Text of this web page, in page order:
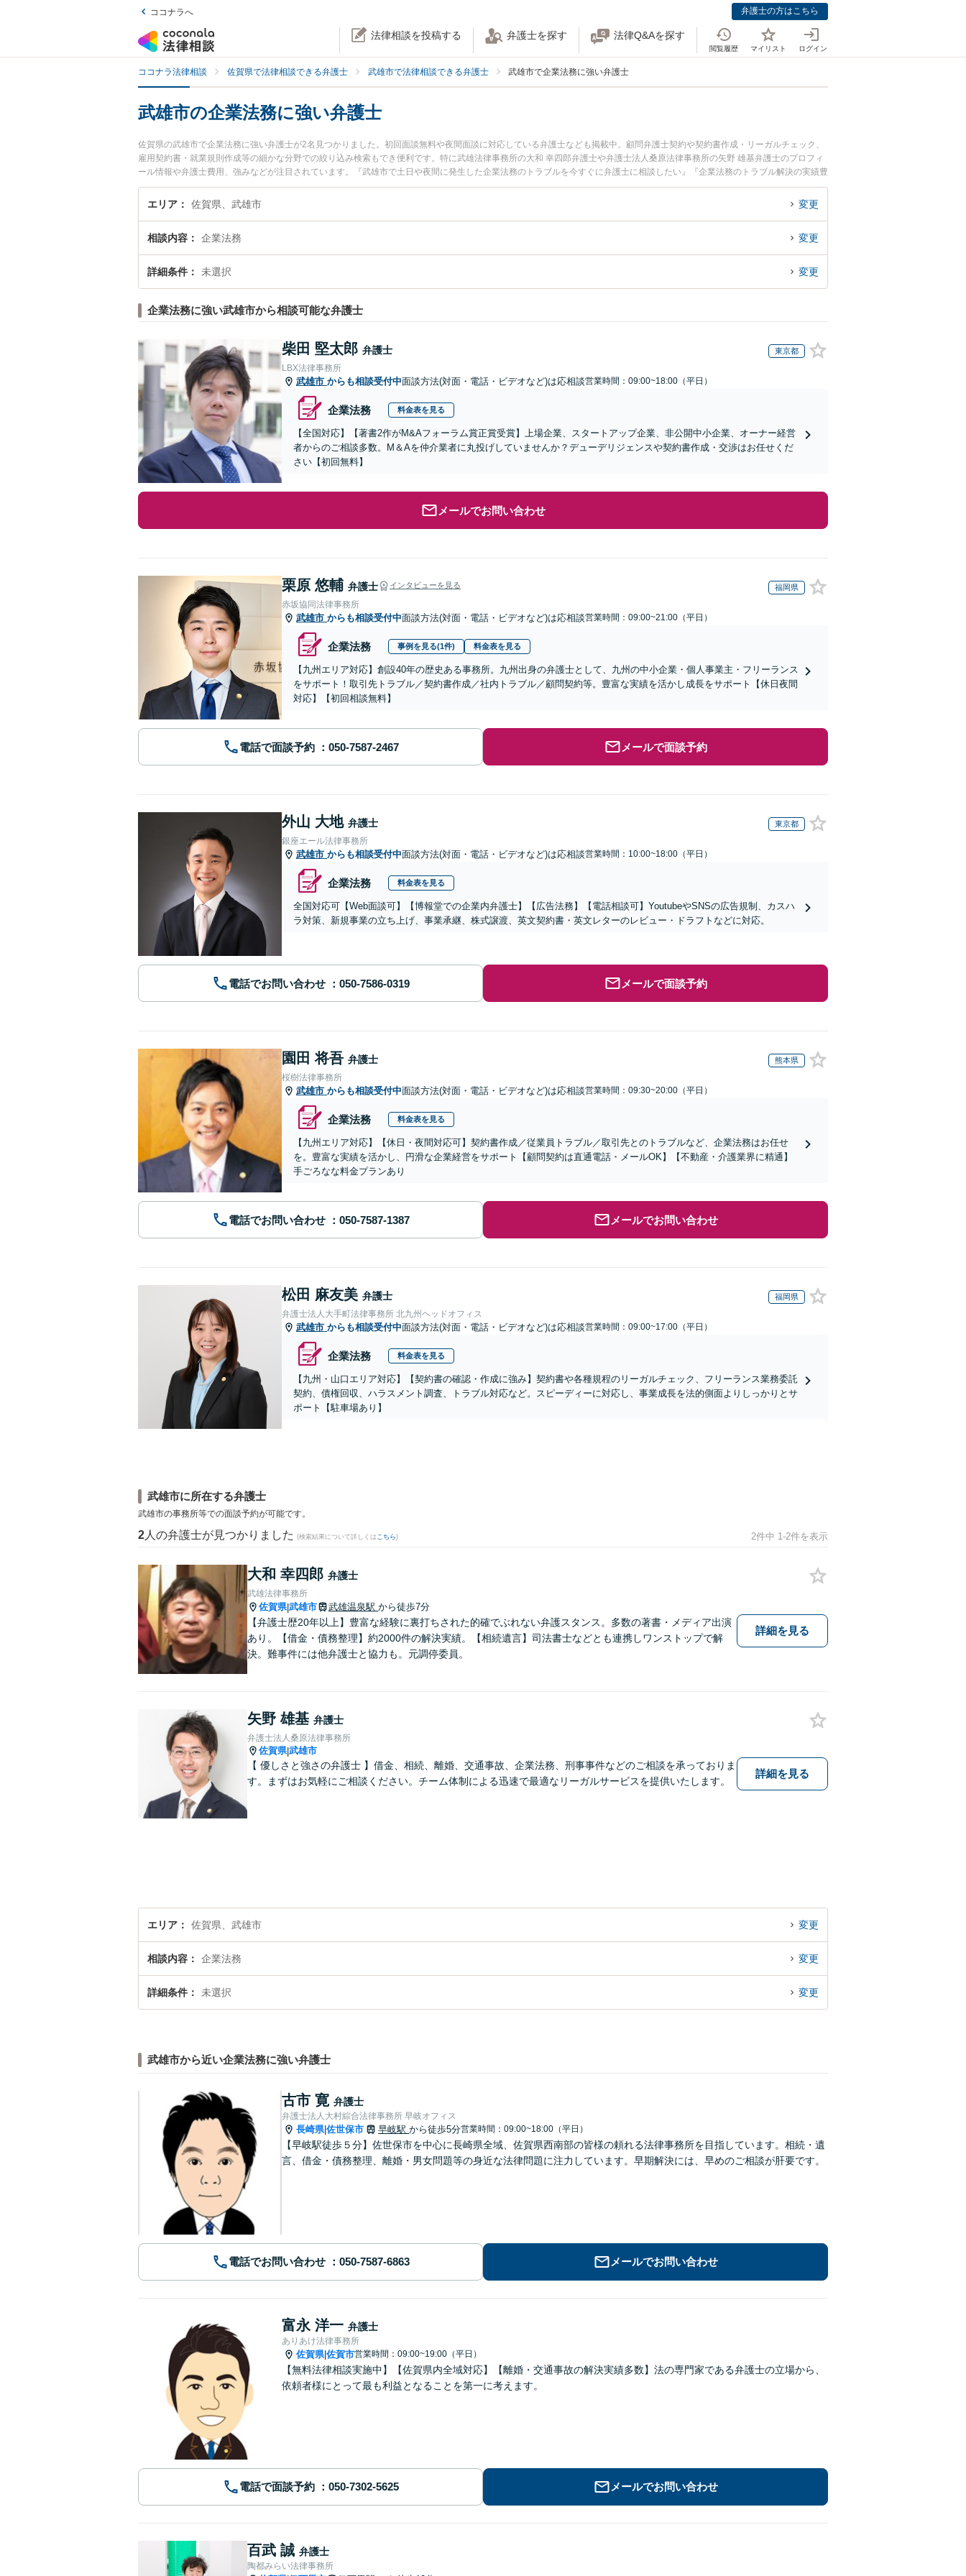
ココナラへ 弁護士の方はこちら
法律相談を投稿する 弁護士を探す 法律Q&Aを探す
閲覧履歴 マイリスト ログイン
ココナラ法律相談 佐賀県で法律相談できる弁護士 武雄市で法律相談できる弁護士 武雄市で企業法務に強い弁護士
武雄市の企業法務に強い弁護士
佐賀県の武雄市で企業法務に強い弁護士が2名見つかりました。初回面談無料や夜間面談に対応している弁護士なども掲載中。顧問弁護士契約や契約書作成・リーガルチェック、
雇用契約書・就業規則作成等の細かな分野での絞り込み検索もでき便利です。特に武雄法律事務所の大和 幸四郎弁護士や弁護士法人桑原法律事務所の矢野 雄基弁護士のプロフィ
ール情報や弁護士費用、強みなどが注目されています。『武雄市で土日や夜間に発生した企業法務のトラブルを今すぐに弁護士に相談したい』『企業法務のトラブル解決の実績豊
富な近くの弁護士を検索したい』『初回相談無料で企業法務を法律相談できる武雄市内の弁護士に相談予約したい』などでお困りの相談者さんにおすすめです。
エリア 佐賀県、武雄市 変更
相談内容 企業法務 変更
詳細条件 未選択 変更
企業法務に強い武雄市から相談可能な弁護士
柴田 堅太郎 弁護士 東京都
LBX法律事務所
武雄市 からも相談受付中面談方法(対面・電話・ビデオなど)は応相談営業時間：09:00~18:00（平日）
企業法務 料金表を見る
【全国対応】【著書2作がM&Aフォーラム賞正賞受賞】上場企業、スタートアップ企業、非公開中小企業、オーナー経営
者からのご相談多数。M＆Aを仲介業者に丸投げしていませんか？デューデリジェンスや契約書作成・交渉はお任せくだ
さい【初回無料】
メールでお問い合わせ
栗原 悠輔 弁護士 インタビューを見る 福岡県
赤坂協同法律事務所
武雄市 からも相談受付中面談方法(対面・電話・ビデオなど)は応相談営業時間：09:00~21:00（平日）
企業法務 事例を見る(1件) 料金表を見る
【九州エリア対応】創設40年の歴史ある事務所。九州出身の弁護士として、九州の中小企業・個人事業主・フリーランス
をサポート！取引先トラブル／契約書作成／社内トラブル／顧問契約等。豊富な実績を活かし成長をサポート【休日夜間
対応】【初回相談無料】
電話で面談予約 メールで面談予約
外山 大地 弁護士 東京都
銀座エール法律事務所
武雄市 からも相談受付中面談方法(対面・電話・ビデオなど)は応相談営業時間：10:00~18:00（平日）
企業法務 料金表を見る
全国対応可【Web面談可】【博報堂での企業内弁護士】【広告法務】【電話相談可】YoutubeやSNSの広告規制、カスハ
ラ対策、新規事業の立ち上げ、事業承継、株式譲渡、英文契約書・英文レターのレビュー・ドラフトなどに対応。
電話でお問い合わせ メールで面談予約
園田 将吾 弁護士 熊本県
桜樹法律事務所
武雄市 からも相談受付中面談方法(対面・電話・ビデオなど)は応相談営業時間：09:30~20:00（平日）
企業法務 料金表を見る
【九州エリア対応】【休日・夜間対応可】契約書作成／従業員トラブル／取引先とのトラブルなど、企業法務はお任せ
を。豊富な実績を活かし、円滑な企業経営をサポート【顧問契約は直通電話・メールOK】【不動産・介護業界に精通】
手ごろなな料金プランあり
電話でお問い合わせ メールでお問い合わせ
松田 麻友美 弁護士 福岡県
弁護士法人大手町法律事務所 北九州ヘッドオフィス
武雄市 からも相談受付中面談方法(対面・電話・ビデオなど)は応相談営業時間：09:00~17:00（平日）
企業法務 料金表を見る
【九州・山口エリア対応】【契約書の確認・作成に強み】契約書や各種規程のリーガルチェック、フリーランス業務委託
契約、債権回収、ハラスメント調査、トラブル対応など。スピーディーに対応し、事業成長を法的側面よりしっかりとサ
ポート【駐車場あり】
武雄市に所在する弁護士
武雄市の事務所等での面談予約が可能です。
2 人の弁護士が見つかりました (検索結果について詳しくは こちら) 2件中 1-2件を表示
大和 幸四郎 弁護士
武雄法律事務所
佐賀県|武雄市 武雄温泉駅 から徒歩7分
【弁護士歴20年以上】豊富な経験に裏打ちされた的確でぶれない弁護スタンス。多数の著書・メディア出演
あり。【借金・債務整理】約2000件の解決実績。【相続遺言】司法書士などとも連携しワンストップで解
決。難事件には他弁護士と協力も。元調停委員。
詳細を見る
矢野 雄基 弁護士
弁護士法人桑原法律事務所
佐賀県|武雄市
【 優しさと強さの弁護士 】借金、相続、離婚、交通事故、企業法務、刑事事件などのご相談を承っておりま
す。まずはお気軽にご相談ください。チーム体制による迅速で最適なリーガルサービスを提供いたします。
詳細を見る
エリア 佐賀県、武雄市 変更
相談内容 企業法務 変更
詳細条件 未選択 変更
武雄市から近い企業法務に強い弁護士
古市 寛 弁護士
弁護士法人大村綜合法律事務所 早岐オフィス
長崎県|佐世保市 早岐駅 から徒歩5分営業時間：09:00~18:00（平日）
【早岐駅徒歩５分】佐世保市を中心に長崎県全域、佐賀県西南部の皆様の頼れる法律事務所を目指しています。相続・遺
言、借金・債務整理、離婚・男女問題等の身近な法律問題に注力しています。早期解決には、早めのご相談が肝要です。
電話でお問い合わせ メールでお問い合わせ
富永 洋一 弁護士
ありあけ法律事務所
佐賀県|佐賀市営業時間：09:00~19:00（平日）
【無料法律相談実施中】【佐賀県内全域対応】【離婚・交通事故の解決実績多数】法の専門家である弁護士の立場から、
依頼者様にとって最も利益となることを第一に考えます。
電話で面談予約 メールでお問い合わせ
百武 誠 弁護士
陶都みらい法律事務所